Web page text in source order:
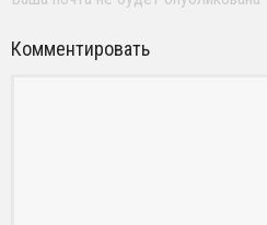
Комментировать